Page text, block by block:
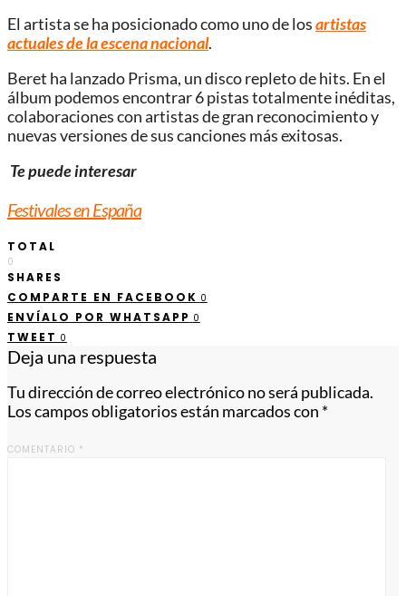
El artista se ha posicionado como uno de losartistas
actuales de la escena nacional.
Beret ha lanzado Prisma, un disco repleto de hits. En el
álbum podemos encontrar 6 pistas totalmente inéditas,
colaboraciones con artistas de gran reconocimiento y
nuevas versiones de sus canciones más exitosas.
Te puede interesar
Festivales en España
TOTAL
0
SHARES
COMPARTE EN FACEBOOK 0
ENVÍALO POR WHATSAPP 0
TWEET 0
Deja una respuesta
Tu dirección de correo electrónico no será publicada.
Los campos obligatorios están marcados con *
COMENTARIO *